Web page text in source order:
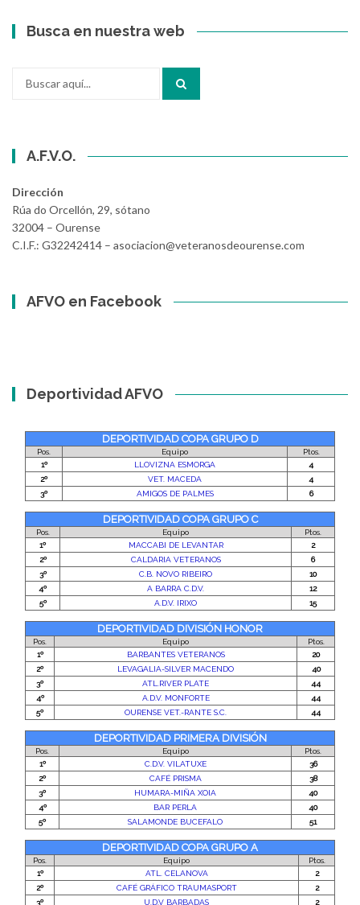
Busca en nuestra web
A.F.V.O.
Dirección
Rúa do Orcellón, 29, sótano
32004 – Ourense
C.I.F.: G32242414 – asociacion@veteranosdeourense.com
AFVO en Facebook
Deportividad AFVO